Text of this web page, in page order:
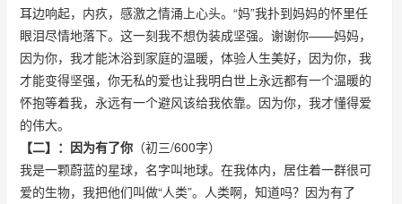
耳边响起，内疚，感激之情涌上心头。“妈”我扑到妈妈的怀里任
眼泪尽情地落下。这一刻我不想伪装成坚强。谢谢你——妈妈，
因为你，我才能沐浴到家庭的温暖，体验人生美好，因为你，我
才能变得坚强，你无私的爱也让我明白世上永远都有一个温暖的
怀抱等着我，永远有一个避风该给我依靠。因为你，我才懂得爱
的伟大。
【二】：因为有了你 （初三/600字）
我是一颗蔚蓝的星球，名字叫地球。在我体内，居住着一群很可
爱的生物，我把他们叫做“人类”。人类啊，知道吗？因为有了